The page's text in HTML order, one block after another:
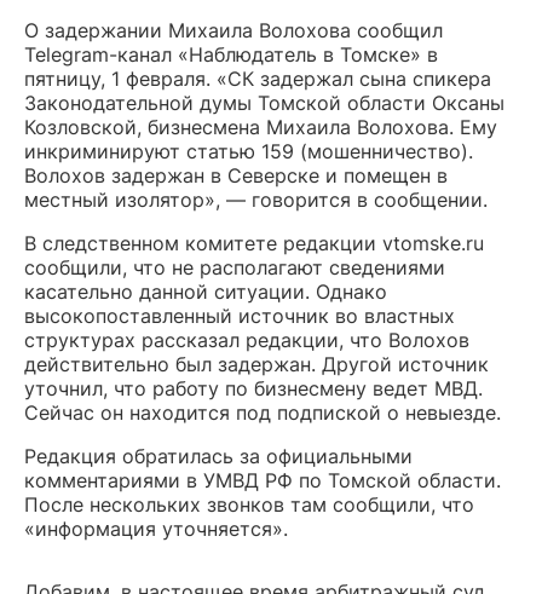
О задержании Михаила Волохова сообщил
Telegram-канал «Наблюдатель в Томске» в
пятницу, 1 февраля. «СК задержал сына спикера
Законодательной думы Томской области Оксаны
Козловской, бизнесмена Михаила Волохова. Ему
инкриминируют статью 159 (мошенничество).
Волохов задержан в Северске и помещен в
местный изолятор», — говорится в сообщении.
В следственном комитете редакции vtomske.ru
сообщили, что не располагают сведениями
касательно данной ситуации. Однако
высокопоставленный источник во властных
структурах рассказал редакции, что Волохов
действительно был задержан. Другой источник
уточнил, что работу по бизнесмену ведет МВД.
Сейчас он находится под подпиской о невыезде.
Редакция обратилась за официальными
комментариями в УМВД РФ по Томской области.
После нескольких звонков там сообщили, что
«информация уточняется».